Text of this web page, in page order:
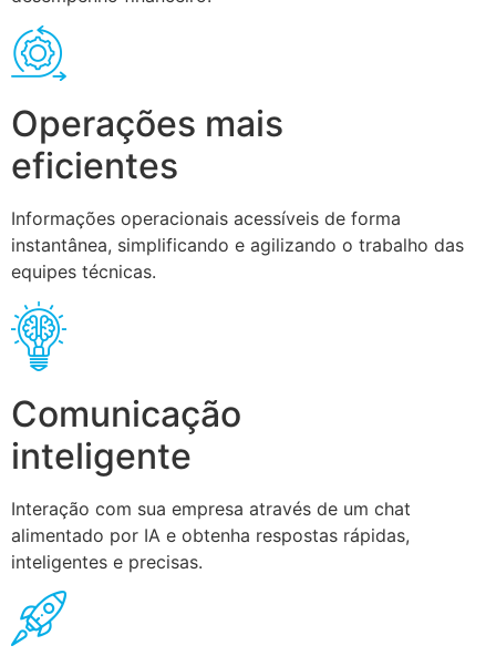
Operações mais
eficientes
Informações operacionais acessíveis de forma
instantânea, simplificando e agilizando o trabalho das
equipes técnicas.
Comunicação
inteligente
Interação com sua empresa através de um chat
alimentado por IA e obtenha respostas rápidas,
inteligentes e precisas.